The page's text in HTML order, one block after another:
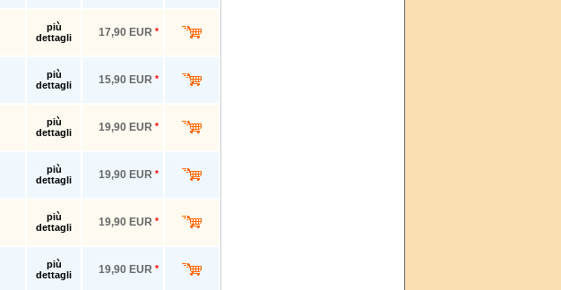
più
dettagli
17,90 EUR *
più
dettagli
15,90 EUR *
più
dettagli
19,90 EUR *
più
dettagli
19,90 EUR *
più
dettagli
19,90 EUR *
più
dettagli
19,90 EUR *